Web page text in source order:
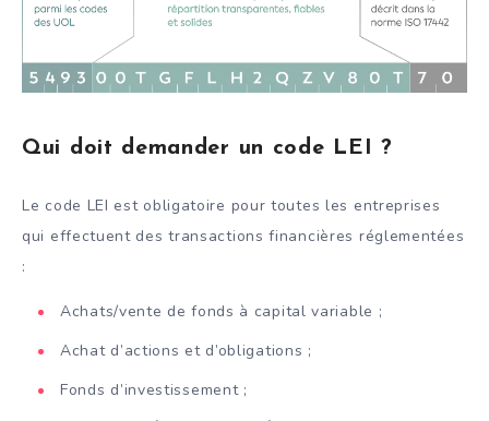
Qui doit demander un code LEI ?
Le code LEI est obligatoire pour toutes les entreprises
qui effectuent des transactions financières réglementées
:
Achats/vente de fonds à capital variable ;
Achat d’actions et d’obligations ;
Fonds d’investissement ;